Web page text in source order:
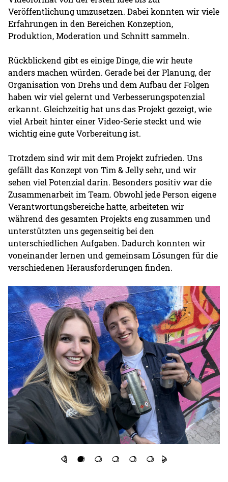
Veröffentlichung umzusetzen. Dabei konnten wir viele
Erfahrungen in den Bereichen Konzeption,
Produktion, Moderation und Schnitt sammeln.
Rückblickend gibt es einige Dinge, die wir heute
anders machen würden. Gerade bei der Planung, der
Organisation von Drehs und dem Aufbau der Folgen
haben wir viel gelernt und Verbesserungspotenzial
erkannt. Gleichzeitig hat uns das Projekt gezeigt, wie
viel Arbeit hinter einer Video-Serie steckt und wie
wichtig eine gute Vorbereitung ist.
Trotzdem sind wir mit dem Projekt zufrieden. Uns
gefällt das Konzept von Tim & Jelly sehr, und wir
sehen viel Potenzial darin. Besonders positiv war die
Zusammenarbeit im Team. Obwohl jede Person eigene
Verantwortungsbereiche hatte, arbeiteten wir
während des gesamten Projekts eng zusammen und
unterstützten uns gegenseitig bei den
unterschiedlichen Aufgaben. Dadurch konnten wir
voneinander lernen und gemeinsam Lösungen für die
verschiedenen Herausforderungen finden.